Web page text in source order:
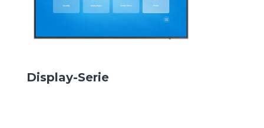
Display-Serie